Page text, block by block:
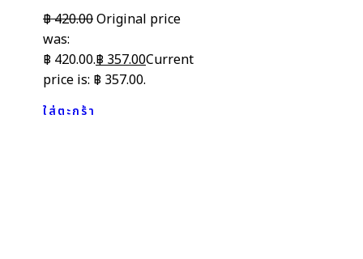
฿420.00Original price
was:
฿ 420.00.฿357.00Current
price is: ฿ 357.00.
ใส่ตะกร้า